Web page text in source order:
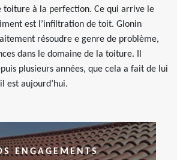
toiture à la perfection. Ce qui arrive le
est l’infiltration de toit. Glonin
résoudre e genre de problème,
dans le domaine de la toiture. Il
plusieurs années, que cela a fait de lui
est aujourd’hui.
ENGAGEMENTS